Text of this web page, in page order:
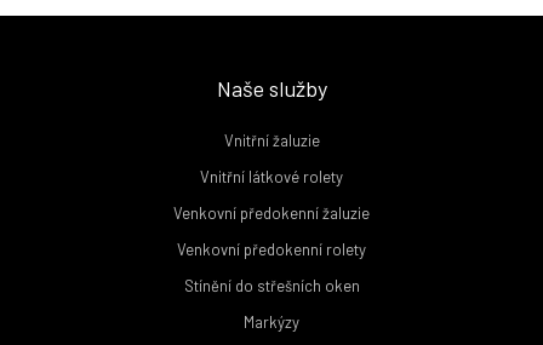
Naše služby
Vnitřní žaluzie
Vnitřní látkové rolety
Venkovní předokenní žaluzie
Venkovní předokenní rolety
Stínění do střešních oken
Markýzy